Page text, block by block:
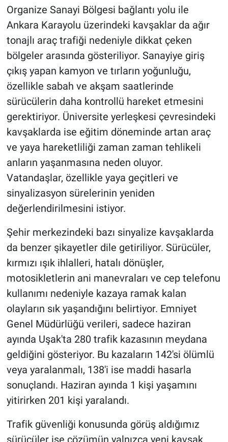
Organize Sanayi Bölgesi bağlantı yolu ile
Ankara Karayolu üzerindeki kavşaklar da ağır
tonajlı araç trafiği nedeniyle dikkat çeken
bölgeler arasında gösteriliyor. Sanayiye giriş
çıkış yapan kamyon ve tırların yoğunluğu,
özellikle sabah ve akşam saatlerinde
sürücülerin daha kontrollü hareket etmesini
gerektiriyor. Üniversite yerleşkesi çevresindeki
kavşaklarda ise eğitim döneminde artan araç
ve yaya hareketliliği zaman zaman tehlikeli
anların yaşanmasına neden oluyor.
Vatandaşlar, özellikle yaya geçitleri ve
sinyalizasyon sürelerinin yeniden
değerlendirilmesini istiyor.
Şehir merkezindeki bazı sinyalize kavşaklarda
da benzer şikayetler dile getiriliyor. Sürücüler,
kırmızı ışık ihlalleri, hatalı dönüşler,
motosikletlerin ani manevraları ve cep telefonu
kullanımı nedeniyle kazaya ramak kalan
olayların sık yaşandığını belirtiyor. Emniyet
Genel Müdürlüğü verileri, sadece haziran
ayında Uşak'ta 280 trafik kazasının meydana
geldiğini gösteriyor. Bu kazaların 142'si ölümlü
veya yaralanmalı, 138'i ise maddi hasarla
sonuçlandı. Haziran ayında 1 kişi yaşamını
yitirirken 201 kişi yaralandı.
Trafik güvenliği konusunda görüş aldığımız